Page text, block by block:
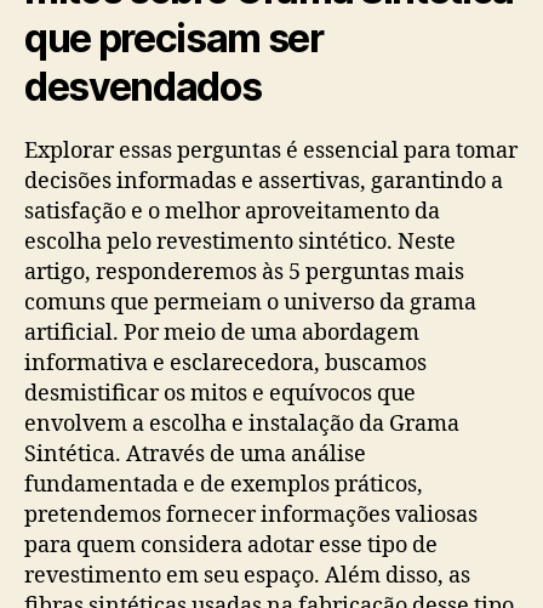
que precisam ser
desvendados
Explorar essas perguntas é essencial para tomar
decisões informadas e assertivas, garantindo a
satisfação e o melhor aproveitamento da
escolha pelo revestimento sintético. Neste
artigo, responderemos às 5 perguntas mais
comuns que permeiam o universo da grama
artificial. Por meio de uma abordagem
informativa e esclarecedora, buscamos
desmistificar os mitos e equívocos que
envolvem a escolha e instalação da Grama
Sintética. Através de uma análise
fundamentada e de exemplos práticos,
pretendemos fornecer informações valiosas
para quem considera adotar esse tipo de
revestimento em seu espaço. Além disso, as